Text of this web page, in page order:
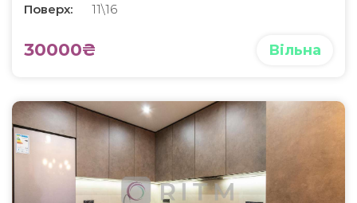
Поверх:
11\16
30000₴ Вільна